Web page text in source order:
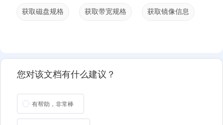
获取磁盘规格 获取带宽规格 获取镜像信息
您对该文档有什么建议？
有帮助，非常棒